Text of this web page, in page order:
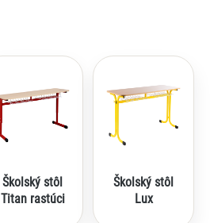
Školský stôl
Titan rastúci
Školský stôl
Lux